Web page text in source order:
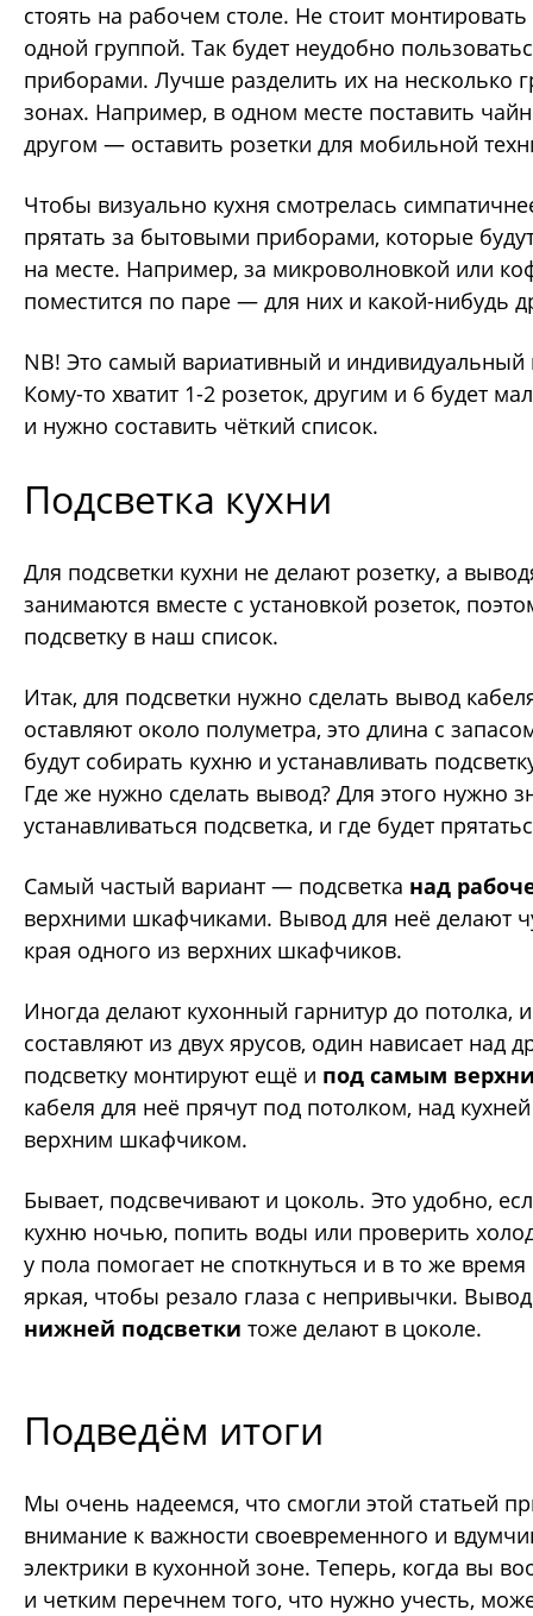
стоять на рабочем столе. Не стоит монтировать
одной группой. Так будет неудобно
приборами. Лучше разделить их на несколько
зонах. Например, в одном месте поставить
другом — оставить розетки для мобильной
Чтобы визуально кухня смотрелась
прятать за бытовыми приборами, которые
на месте. Например, за микроволновкой или
поместится по паре — для них и какой-нибудь
NB! Это самый вариативный и индивидуальный
Кому-то хватит 1-2 розеток, другим и 6 будет
и нужно составить чёткий список.
Подсветка кухни
Для подсветки кухни не делают розетку, а
занимаются вместе с установкой розеток,
подсветку в наш список.
Итак, для подсветки нужно сделать вывод
оставляют около полуметра, это длина с
будут собирать кухню и устанавливать
Где же нужно сделать вывод? Для этого нужно
устанавливаться подсветка, и где будет
Самый частый вариант — подсветка над
верхними шкафчиками. Вывод для неё делают
края одного из верхних шкафчиков.
Иногда делают кухонный гарнитур до потолка,
составляют из двух ярусов, один нависает над
подсветку монтируют ещё и под самым
кабеля для неё прячут под потолком, над
верхним шкафчиком.
Бывает, подсвечивают и цоколь. Это удобно,
кухню ночью, попить воды или проверить
у пола помогает не споткнуться и в то же
яркая, чтобы резало глаза с непривычки.
нижней подсветки тоже делают в цоколе.
Подведём итоги
Мы очень надеемся, что смогли этой статьей
внимание к важности своевременного и
электрики в кухонной зоне. Теперь, когда вы
и четким перечнем того, что нужно учесть,